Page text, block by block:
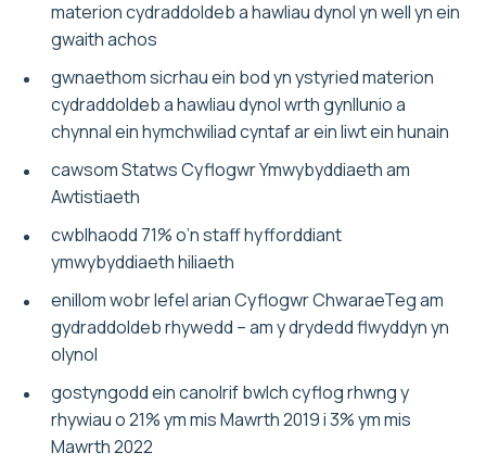
materion cydraddoldeb a hawliau dynol yn well yn ein
gwaith achos
gwnaethom sicrhau ein bod yn ystyried materion
cydraddoldeb a hawliau dynol wrth gynllunio a
chynnal ein hymchwiliad cyntaf ar ein liwt ein hunain
cawsom Statws Cyflogwr Ymwybyddiaeth am
Awtistiaeth
cwblhaodd 71% o’n staff hyfforddiant
ymwybyddiaeth hiliaeth
enillom wobr lefel arian Cyflogwr ChwaraeTeg am
gydraddoldeb rhywedd – am y drydedd flwyddyn yn
olynol
gostyngodd ein canolrif bwlch cyflog rhwng y
rhywiau o 21% ym mis Mawrth 2019 i 3% ym mis
Mawrth 2022